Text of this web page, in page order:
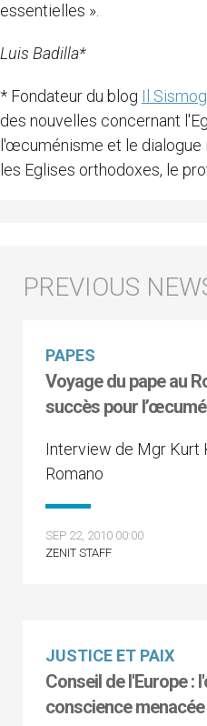
essentielles ».
Luis Badilla*
* Fondateur du blog Il
des nouvelles concernant
l'œcuménisme et le dialogue
les Eglises orthodoxes, le
PAPES
Voyage du pape au
succès pour
Interview de Mgr Kurt
Romano
SEP 22, 2010 00:00
ZENIT STAFF
JUSTICE ET PAIX
Conseil de l'Europe :
conscience menacée